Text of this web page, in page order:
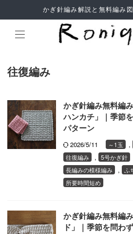
かぎ針編み解説と無料編み
よくあるご質問
サイトマップ
往復編み
かぎ針編み無料編
ハンカチ」｜季節
パターン
2026/5/11 ～1玉 ,
往復編み , 5号かぎ針
長編みの模様編み , ふ
所要時間短め
かぎ針編み無料編
ド」｜季節を問わ